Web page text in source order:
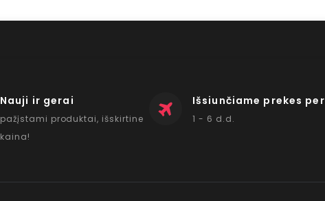
Nauji ir gerai
pažįstami produktai, išskirtine
kaina!
Išsiunčiame prekes per
1 - 6 d.d.